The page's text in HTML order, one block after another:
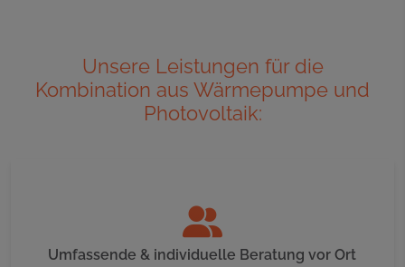
Unsere Leistungen für die
Kombination aus Wärmepumpe und
Photovoltaik:
Umfassende & individuelle Beratung vor Ort